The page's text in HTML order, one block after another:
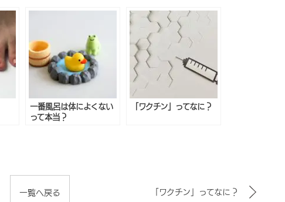
一番風呂は体によくない
って本当？
「ワクチン」ってなに？
一覧へ戻る 「ワクチン」ってなに？